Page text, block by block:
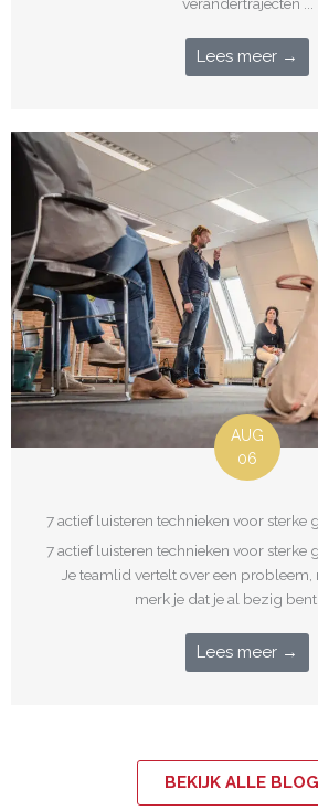
verandertrajecten ...
Lees meer →
AUG
06
7 actief luisteren technieken voor sterke
7 actief luisteren technieken voor sterke
Je teamlid vertelt over een
merk je dat je al bezig bent
Lees meer →
BEKIJK ALLE